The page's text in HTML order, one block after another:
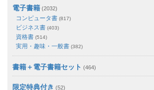
電子書籍 (2032)
コンピュータ書 (817)
ビジネス書 (403)
資格書 (514)
実用・趣味・一般書 (382)
書籍＋電子書籍セット (464)
限定特典付き (52)